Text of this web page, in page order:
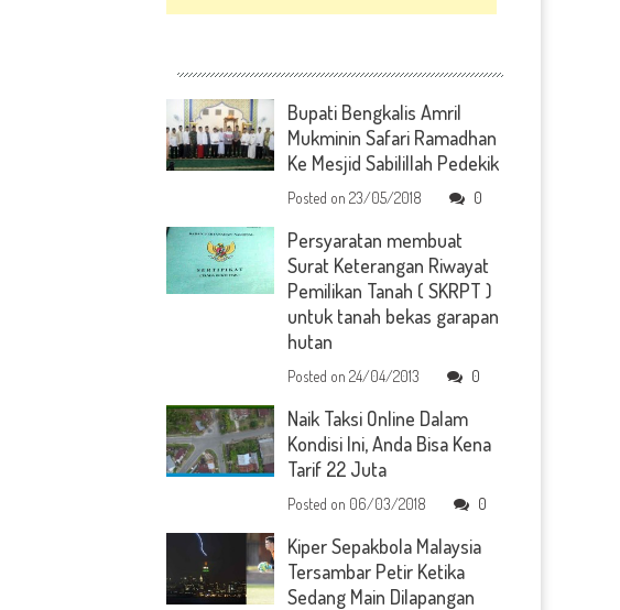
Bupati Bengkalis Amril
Mukminin Safari Ramadhan
Ke Mesjid Sabilillah Pedekik
Posted on23/05/2018 0
Persyaratan membuat
Surat Keterangan Riwayat
Pemilikan Tanah ( SKRPT )
untuk tanah bekas garapan
hutan
Posted on24/04/2013 0
Naik Taksi Online Dalam
Kondisi Ini, Anda Bisa Kena
Tarif 22 Juta
Posted on 06/03/2018 0
Kiper Sepakbola Malaysia
Tersambar Petir Ketika
Sedang Main Dilapangan